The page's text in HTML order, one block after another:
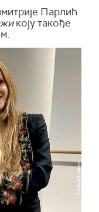
Парлић
коју такође